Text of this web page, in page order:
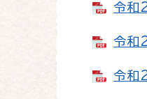
令和
令和
令和